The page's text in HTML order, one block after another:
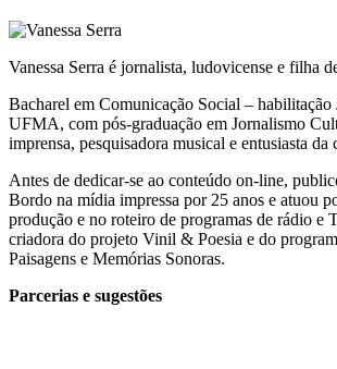
Vanessa Serra é jornalista, ludovicense e filha
Bacharel em Comunicação Social – habilitação
UFMA, com pós-graduação em Jornalismo
imprensa, pesquisadora musical e entusiasta
Antes de dedicar-se ao conteúdo on-line,
Bordo na mídia impressa por 25 anos e atuou
produção e no roteiro de programas de rádio e
criadora do projeto Vinil & Poesia e do
Paisagens e Memórias Sonoras.
Parcerias e sugestões